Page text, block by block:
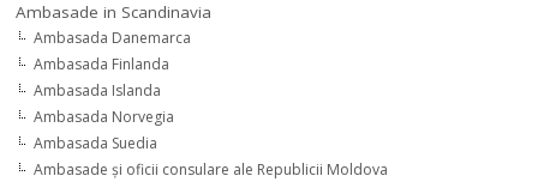
Ambasade in Scandinavia
Ambasada Danemarca
Ambasada Finlanda
Ambasada Islanda
Ambasada Norvegia
Ambasada Suedia
Ambasade şi oficii consulare ale Republicii Moldova